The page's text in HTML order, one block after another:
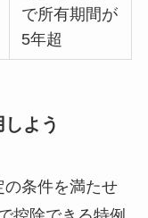
で所有期間が
5年超
よう
の条件を満たせ